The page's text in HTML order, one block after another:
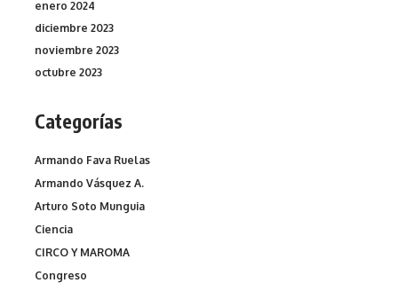
enero 2024
diciembre 2023
noviembre 2023
octubre 2023
Categorías
Armando Fava Ruelas
Armando Vásquez A.
Arturo Soto Munguia
Ciencia
CIRCO Y MAROMA
Congreso